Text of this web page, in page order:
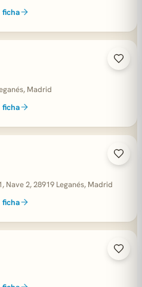
ficha
Madrid
ficha
Nave 2, 28919 Leganés, Madrid
ficha